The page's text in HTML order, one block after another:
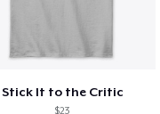
Stick It to the Critic
$23